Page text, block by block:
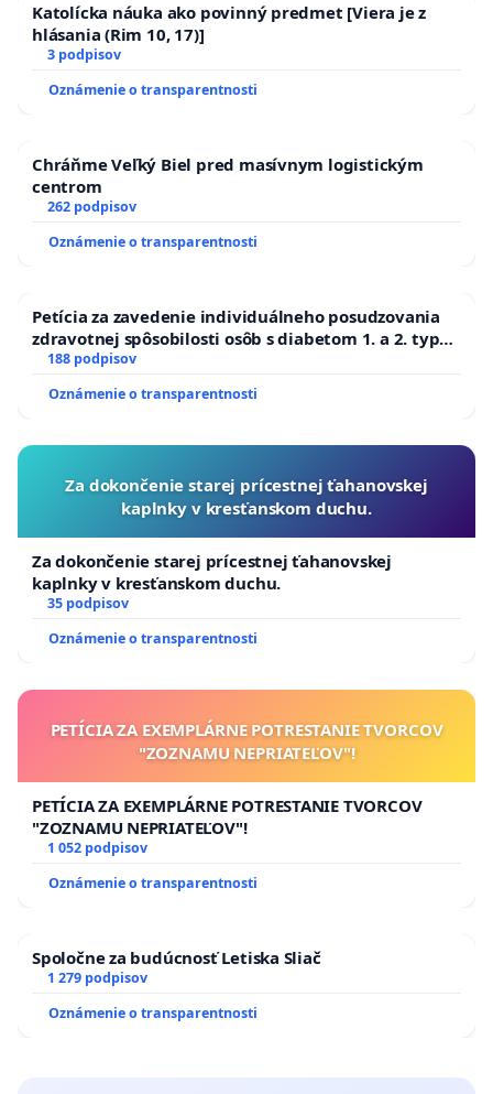
Katolícka náuka ako povinný predmet [Viera je z
hlásania (Rim 10, 17)]
3 podpisov
Oznámenie o transparentnosti
Chráňme Veľký Biel pred masívnym logistickým
centrom
262 podpisov
Oznámenie o transparentnosti
Petícia za zavedenie individuálneho posudzovania
zdravotnej spôsobilosti osôb s diabetom 1. a 2. typu
pri prijímaní do Policajného zboru SR
188 podpisov
Oznámenie o transparentnosti
Za dokončenie starej prícestnej ťahanovskej
kaplnky v kresťanskom duchu.
Za dokončenie starej prícestnej ťahanovskej
kaplnky v kresťanskom duchu.
35 podpisov
Oznámenie o transparentnosti
PETÍCIA ZA EXEMPLÁRNE POTRESTANIE TVORCOV
"ZOZNAMU NEPRIATEĽOV"!
PETÍCIA ZA EXEMPLÁRNE POTRESTANIE TVORCOV
"ZOZNAMU NEPRIATEĽOV"!
1 052 podpisov
Oznámenie o transparentnosti
Spoločne za budúcnosť Letiska Sliač
1 279 podpisov
Oznámenie o transparentnosti